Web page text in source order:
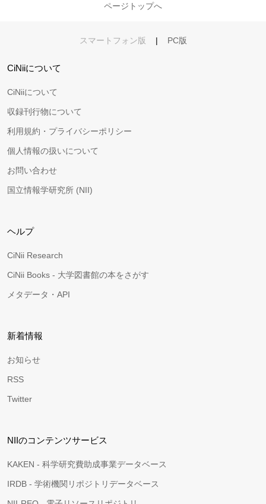
ページトップへ
スマートフォン版 | PC版
CiNiiについて
CiNiiについて
収録刊行物について
利用規約・プライバシーポリシー
個人情報の扱いについて
お問い合わせ
国立情報学研究所 (NII)
ヘルプ
CiNii Research
CiNii Books - 大学図書館の本をさがす
メタデータ・API
新着情報
お知らせ
RSS
Twitter
NIIのコンテンツサービス
KAKEN - 科学研究費助成事業データベース
IRDB - 学術機関リポジトリデータベース